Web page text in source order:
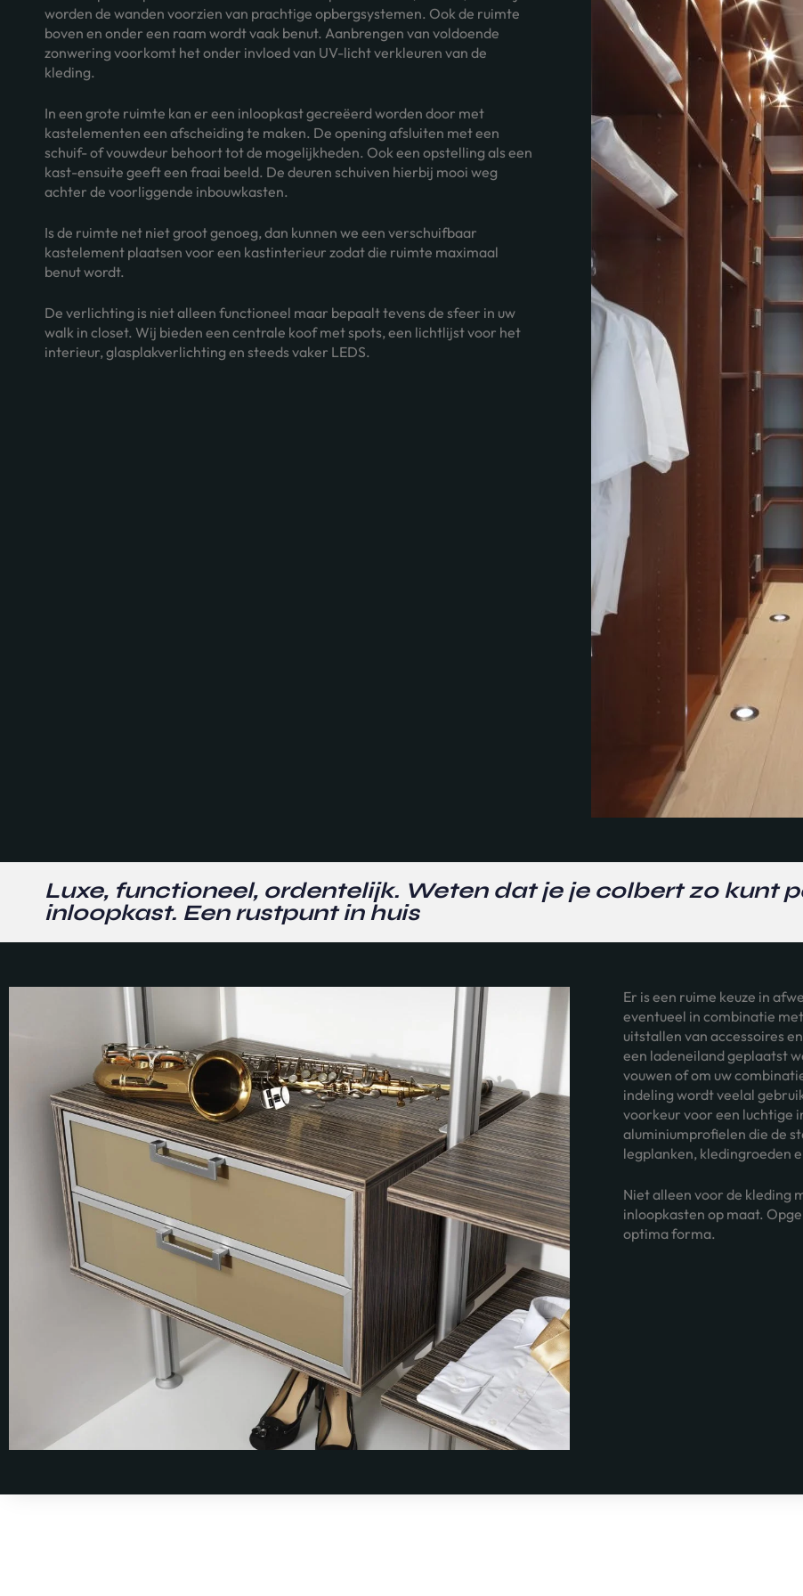
worden de wanden voorzien van prachtige opbergsystemen. Ook de ruimte
boven en onder een raam wordt vaak benut. Aanbrengen van voldoende
zonwering voorkomt het onder invloed van UV-licht verkleuren van de
kleding.
In een grote ruimte kan er een inloopkast gecreëerd worden door met
kastelementen een afscheiding te maken. De opening afsluiten met een
schuif- of vouwdeur behoort tot de mogelijkheden. Ook een opstelling als een
kast-ensuite geeft een fraai beeld. De deuren schuiven hierbij mooi weg
achter de voorliggende inbouwkasten.
Is de ruimte net niet groot genoeg, dan kunnen we een verschuifbaar
kastelement plaatsen voor een kastinterieur zodat die ruimte maximaal
benut wordt.
De verlichting is niet alleen functioneel maar bepaalt tevens de sfeer in uw
walk in closet. Wij bieden een centrale koof met spots, een lichtlijst voor het
interieur, glasplakverlichting en steeds vaker LEDS.
Luxe, functioneel, ordentelijk. Weten dat je je colbert zo kunt
inloopkast. Een rustpunt in huis
Er is een ruime keuze in
eventueel in combinatie
uitstallen van accessoires
een ladeneiland geplaatst
vouwen of om uw
indeling wordt veelal
voorkeur voor een luchtige
aluminiumprofielen die de
legplanken, kledingroeden
Niet alleen voor de kleding
inloopkasten op maat.
optima forma.